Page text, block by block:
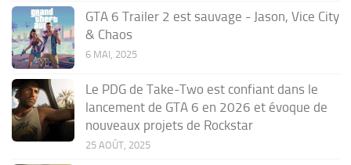
GTA 6 Trailer 2 est sauvage - Jason, Vice City
& Chaos
6 MAI, 2025
Le PDG de Take-Two est confiant dans le
lancement de GTA 6 en 2026 et évoque de
nouveaux projets de Rockstar
25 AOÛT, 2025